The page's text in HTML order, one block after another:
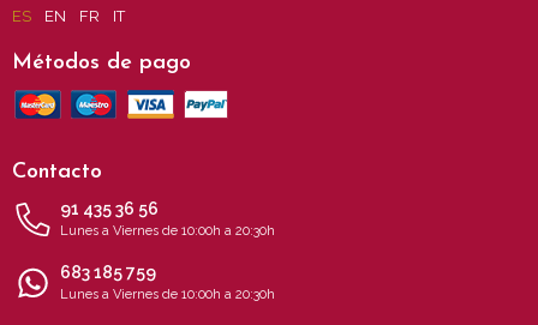
ES EN FR IT
Métodos de pago
Contacto
91 435 36 56
Lunes a Viernes de 10:00h a 20:30h
683 185 759
Lunes a Viernes de 10:00h a 20:30h